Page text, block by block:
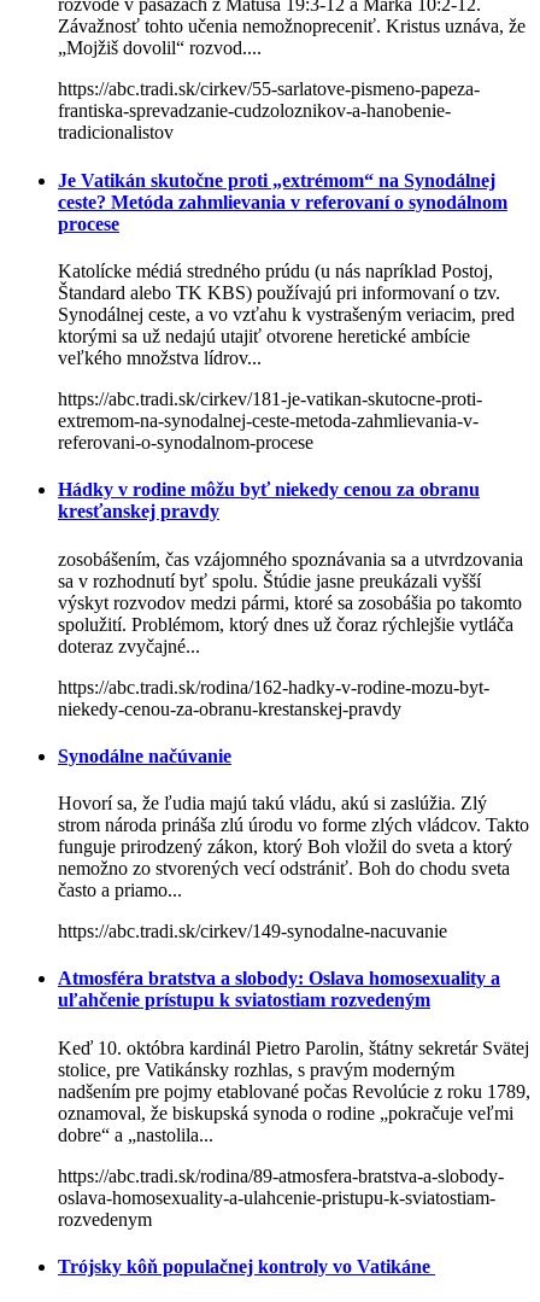
rozvode v pasážach z Matúša 19:3-12 a Marka 10:2-12.
Závažnosť tohto učenia nemožnopreceniť. Kristus uznáva, že
„Mojžiš dovolil“ rozvod....
https://abc.tradi.sk/cirkev/55-sarlatove-pismeno-papeza-
frantiska-sprevadzanie-cudzoloznikov-a-hanobenie-
tradicionalistov
Je Vatikán skutočne proti „extrémom“ na Synodálnej
ceste? Metóda zahmlievania v referovaní o synodálnom
procese
Katolícke médiá stredného prúdu (u nás napríklad Postoj,
Štandard alebo TK KBS) používajú pri informovaní o tzv.
Synodálnej ceste, a vo vzťahu k vystrašeným veriacim, pred
ktorými sa už nedajú utajiť otvorene heretické ambície
veľkého množstva lídrov...
https://abc.tradi.sk/cirkev/181-je-vatikan-skutocne-proti-
extremom-na-synodalnej-ceste-metoda-zahmlievania-v-
referovani-o-synodalnom-procese
Hádky v rodine môžu byť niekedy cenou za obranu
kresťanskej pravdy
zosobášením, čas vzájomného spoznávania sa a utvrdzovania
sa v rozhodnutí byť spolu. Štúdie jasne preukázali vyšší
výskyt rozvodov medzi pármi, ktoré sa zosobášia po takomto
spolužití. Problémom, ktorý dnes už čoraz rýchlejšie vytláča
doteraz zvyčajné...
https://abc.tradi.sk/rodina/162-hadky-v-rodine-mozu-byt-
niekedy-cenou-za-obranu-krestanskej-pravdy
Synodálne načúvanie
Hovorí sa, že ľudia majú takú vládu, akú si zaslúžia. Zlý
strom národa prináša zlú úrodu vo forme zlých vládcov. Takto
funguje prirodzený zákon, ktorý Boh vložil do sveta a ktorý
nemožno zo stvorených vecí odstrániť. Boh do chodu sveta
často a priamo...
https://abc.tradi.sk/cirkev/149-synodalne-nacuvanie
Atmosféra bratstva a slobody: Oslava homosexuality a
uľahčenie prístupu k sviatostiam rozvedeným
Keď 10. októbra kardinál Pietro Parolin, štátny sekretár Svätej
stolice, pre Vatikánsky rozhlas, s pravým moderným
nadšením pre pojmy etablované počas Revolúcie z roku 1789,
oznamoval, že biskupská synoda o rodine „pokračuje veľmi
dobre“ a „nastolila...
https://abc.tradi.sk/rodina/89-atmosfera-bratstva-a-slobody-
oslava-homosexuality-a-ulahcenie-pristupu-k-sviatostiam-
rozvedenym
Trójsky kôň populačnej kontroly vo Vatikáne